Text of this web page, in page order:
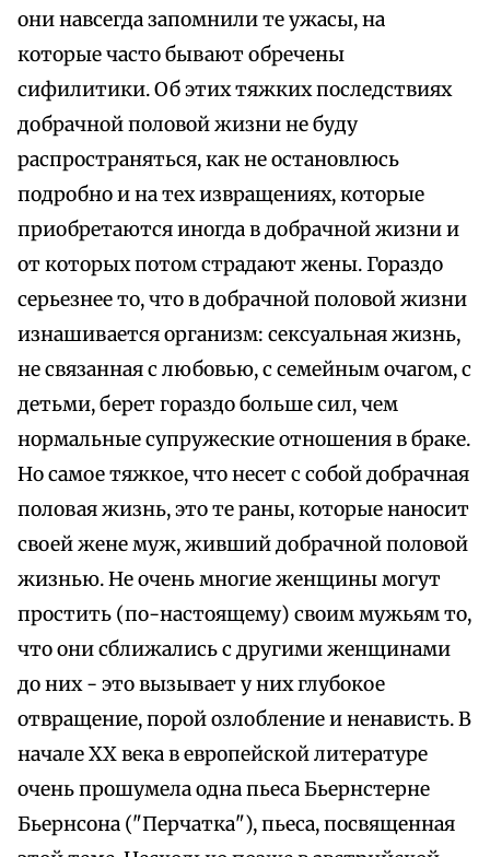
они навсегда запомнили те ужасы, на
которые часто бывают обречены
сифилитики. Об этих тяжких последствиях
добрачной половой жизни не буду
распространяться, как не остановлюсь
подробно и на тех извращениях, которые
приобретаются иногда в добрачной жизни и
от которых потом страдают жены. Гораздо
серьезнее то, что в добрачной половой жизни
изнашивается организм: сексуальная жизнь,
не связанная с любовью, с семейным очагом, с
детьми, берет гораздо больше сил, чем
нормальные супружеские отношения в браке.
Но самое тяжкое, что несет с собой добрачная
половая жизнь, это те раны, которые наносит
своей жене муж, живший добрачной половой
жизнью. Не очень многие женщины могут
простить (по-настоящему) своим мужьям то,
что они сближались с другими женщинами
до них - это вызывает у них глубокое
отвращение, порой озлобление и ненависть. В
начале XX века в европейской литературе
очень прошумела одна пьеса Бьернстерне
Бьернсона ("Перчатка"), пьеса, посвященная